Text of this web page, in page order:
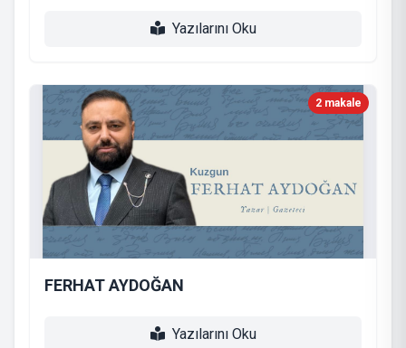
Yazılarını Oku
2 makale
FERHAT AYDOĞAN
Yazılarını Oku